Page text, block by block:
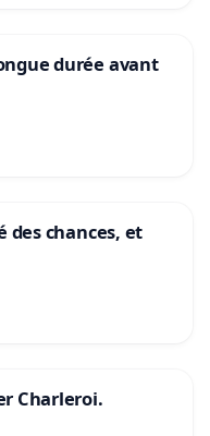
durée avant
des chances, et
Charleroi.